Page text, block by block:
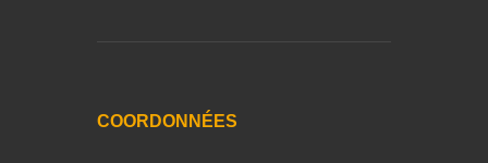
COORDONNÉES